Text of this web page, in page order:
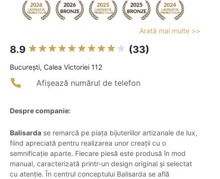
Arată mai multe >>
8.9 (33)
Bucureşti, Calea Victoriei 112
Afișează numărul de telefon
Despre companie:
Balisarda se remarcă pe piața bijuteriilor artizanale de lux,
fiind apreciată pentru realizarea unor creații cu o
semnificație aparte. Fiecare piesă este produsă în mod
manual, caracterizată printr-un design original și selectat
cu atenție. În centrul conceptului Balisarda se află